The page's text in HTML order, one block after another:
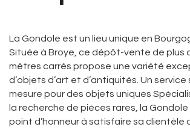
La Gondole est un lieu unique en
Située à Broye, ce dépôt-vente de plus
mètres carrés propose une variété
d’objets d’art et d’antiquités. Un service
mesure pour des objets uniques
la recherche de pièces rares, la Gondole
point d’honneur à satisfaire sa clientèle